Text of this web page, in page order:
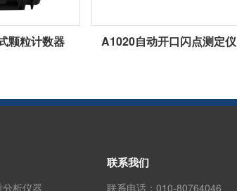
颗粒计数器 A1020自动开口闪点测定仪
析仪器
联系我们
联系电话： 010-80764046